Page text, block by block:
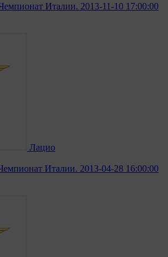
Италии. 2013-11-10 17:00:00
Лацио
Италии. 2013-04-28 16:00:00